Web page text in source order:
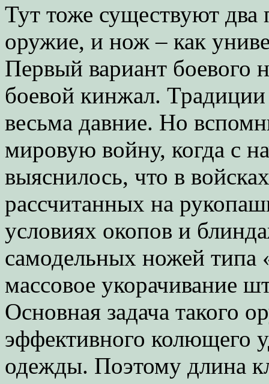
Тут тоже существуют два
оружие, и нож – как
Первый вариант боевого
боевой кинжал.
весьма давние. Но
мировую войну, когда с
выяснилось, что в
рассчитанных на
условиях окопов и
самодельных ножей типа
массовое укорачивание
Основная задача такого
эффективного колющего
одежды. Поэтому длина